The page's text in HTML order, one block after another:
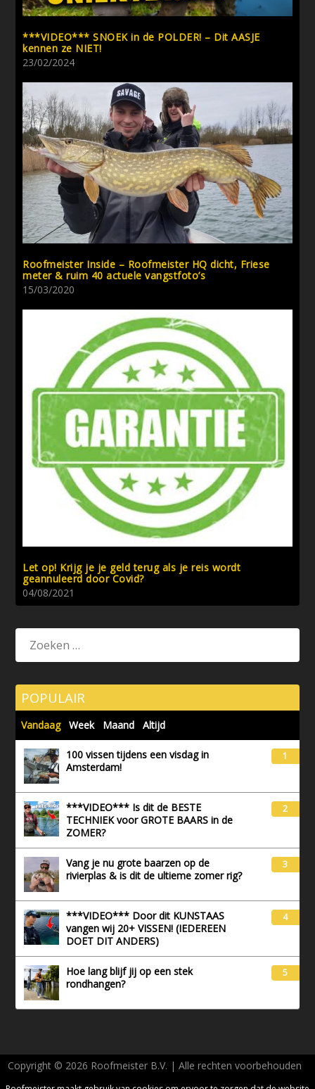
***VIDEO*** SNOEK in de POLDER! – Dit AASJE
kennen ze NIET!
23/02/2024
Roofmeister Inside – Roofmeister HQ dicht, Friese
meter & ruim 40 actuele vangstfoto’s
15/03/2020
Let op! Krijg je je geld terug als je reis wordt
geannuleerd door Covid?
04/08/2021
POPULAIR
Vandaag Week Maand Altijd
100 vissen tijdens een visdag in
Amsterdam!
1
***VIDEO*** Is dit de BESTE
TECHNIEK voor GROTE BAARS in de
ZOMER?
2
Vang je nu grote baarzen op de
rivierplas & is dit de ultieme zomer rig?
3
***VIDEO*** Door dit KUNSTAAS
vangen wij 20+ VISSEN! (IEDEREEN
DOET DIT ANDERS)
4
Hoe lang blijf jij op een stek
rondhangen?
5
Copyright © 2026 Roofmeister B.V. | Alle rechten voorbehouden
AVG - Privacy